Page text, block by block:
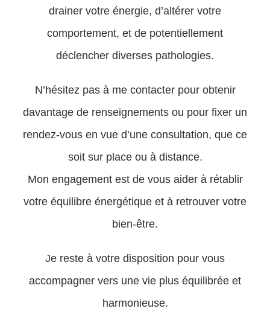
drainer votre énergie, d’altérer votre
comportement, et de potentiellement
déclencher diverses pathologies.
N’hésitez pas à me contacter pour obtenir
davantage de renseignements ou pour fixer un
rendez-vous en vue d’une consultation, que ce
soit sur place ou à distance.
Mon engagement est de vous aider à rétablir
votre équilibre énergétique et à retrouver votre
bien-être.
Je reste à votre disposition pour vous
accompagner vers une vie plus équilibrée et
harmonieuse.